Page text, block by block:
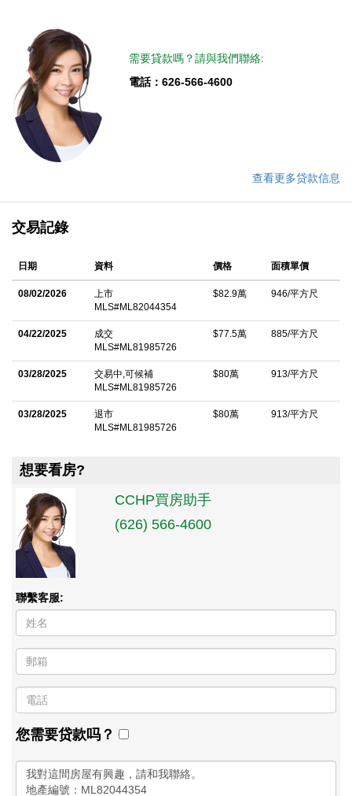
需要貸款嗎？請與我們聯絡:
電話：626-566-4600
查看更多贷款信息
交易記錄
日期 資料 價格 面積單價
08/02/2026
上市
MLS#ML82044354
$82.9萬 946/平方尺
04/22/2025
成交
MLS#ML81985726
$77.5萬 885/平方尺
03/28/2025
交易中,可候補
MLS#ML81985726
$80萬 913/平方尺
03/28/2025
退市
MLS#ML81985726
$80萬 913/平方尺
想要看房?
CCHP買房助手
(626) 566-4600
聯繫客服:
您需要贷款吗？